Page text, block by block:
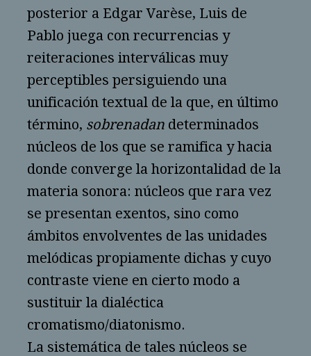
posterior a Edgar Varèse, Luis de
Pablo juega con recurrencias y
reiteraciones interválicas muy
perceptibles persiguiendo una
unificación textual de la que, en último
término, sobrenadan determinados
núcleos de los que se ramifica y hacia
donde converge la horizontalidad de la
materia sonora: núcleos que rara vez
se presentan exentos, sino como
ámbitos envolventes de las unidades
melódicas propiamente dichas y cuyo
contraste viene en cierto modo a
sustituir la dialéctica
cromatismo/diatonismo.
La sistemática de tales núcleos se